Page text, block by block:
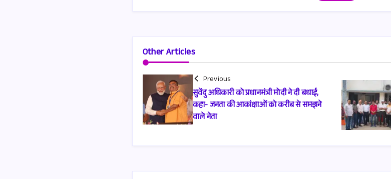
Other Articles
Previous
सुवेंदु अधिकारी को प्रधानमंत्री मोदी ने दी बधाई,
कहा- जनता की आकांक्षाओं को करीब से समझने
वाले नेता